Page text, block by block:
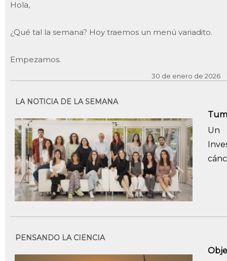
Hola,
¿Qué tal la semana? Hoy traemos un menú variadito.
Empezamos.
30 de enero de 2026
LA NOTICIA DE LA SEMANA
Un
PENSANDO LA CIENCIA